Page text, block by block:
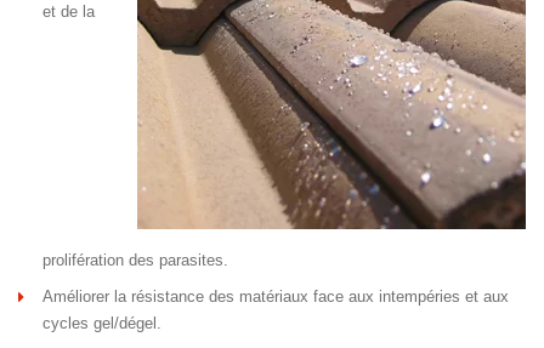
et de la
prolifération des parasites.
Améliorer la résistance des matériaux face aux intempéries et aux
cycles gel/dégel.